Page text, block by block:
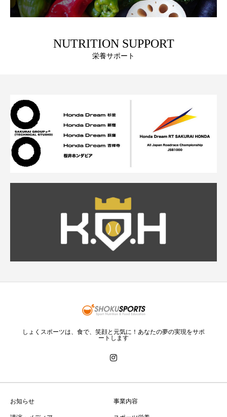
NUTRITION SUPPORT
栄養サポート
しょくスポーツは、食で、笑顔と元気に！あなたの夢の実現をサポ
ートします
お知らせ
事業内容